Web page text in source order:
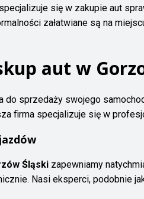
się w zakupie aut
załatwiane są na
aut w
do sprzedaży swojego
firma specjalizuje się w
Śląski zapewniamy
Nasi eksperci, podobnie